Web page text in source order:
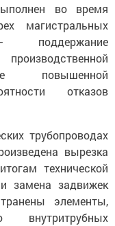
во время
магистральных
повышенной
отказов
трубопроводах
вырезка
технической
замена задвижек
элементы,
внутритрубных